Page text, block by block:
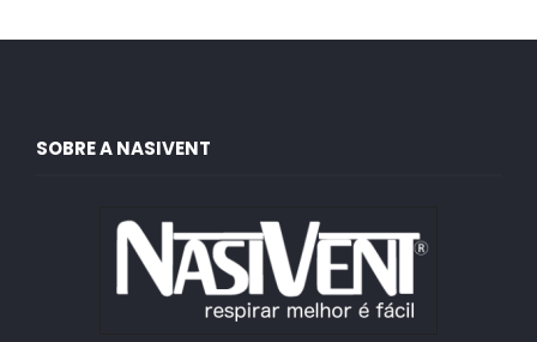
SOBRE A NASIVENT